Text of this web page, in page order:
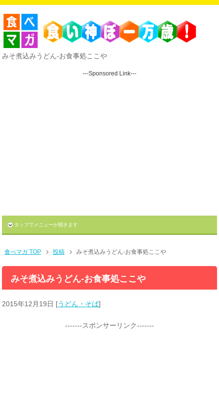
みそ煮込みうどん-お食事処ここや
---Sponsored Link---
タップでメニューが開きます
食べマガ TOP 投稿 みそ煮込みうどん-お食事処ここや
みそ煮込みうどん-お食事処ここや
2015年12月19日 [うどん・そば]
-------スポンサーリンク-------